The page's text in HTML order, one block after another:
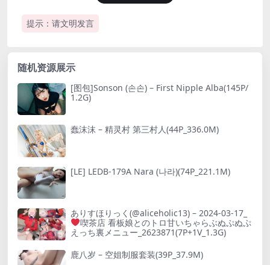
提示：请文明发言
随机资源展示
[图包]Sonson (손손) – First Nipple Alba(145P/
1.2G)
蠢沫沫 – 精灵村 第三村人(44P_336.0M)
[LE] LEDB-179A Nara (나라)(74P_221.1M)
ありすほりっく(@aliceholic13) – 2024-03-17_
喫茶店 看板娘とのトロ甘いちゃらぶぬぷぬぷ
えっち裏メニュー_2623871(7P+1V_1.3G)
鹿八岁 – 空姐制服套装(39P_37.9M)